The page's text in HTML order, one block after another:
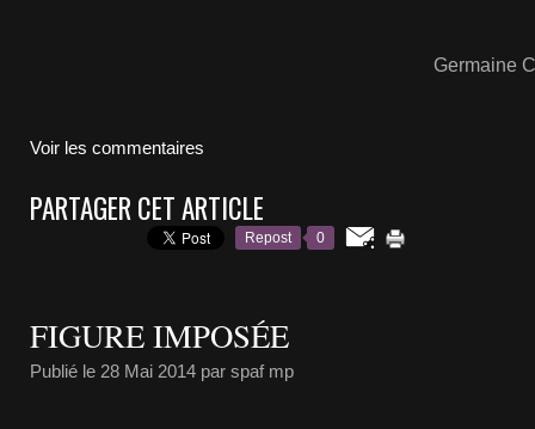
Germaine
Voir les commentaires
PARTAGER CET ARTICLE
Repost 0
FIGURE IMPOSÉE
Publié le 28 Mai 2014 par spaf mp